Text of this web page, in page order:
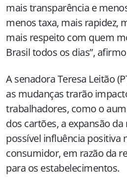
mais transparência e
menos taxa, mais rapidez,
mais respeito com quem
Brasil todos os dias”,
A senadora Teresa Leitão
as mudanças trarão
trabalhadores, como o
dos cartões, a expansão
possível influência positiva
consumidor, em razão da
para os estabelecimentos.